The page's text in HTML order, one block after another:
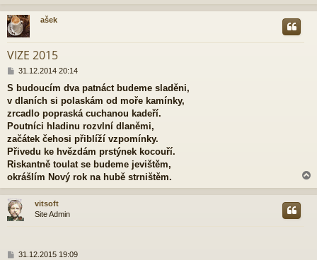
h
ašek
VIZE 2015
P
í
s
p
ě
v
e
k
31.12.2014 20:14
S budoucím dva patnáct budeme sladěni,
v dlaních si polaskám od moře kamínky,
zrcadlo popraská cuchanou kadeří.
Poutníci hladinu rozvlní dlaněmi,
začátek čehosi přiblíží vzpomínky.
Přivedu ke hvězdám prstýnek kocouří.
Riskantně toulat se budeme jevištěm,
okrášlím Nový rok na hubě strništěm.
a
vitsoft
Site Admin
P31.12.2015 19:09